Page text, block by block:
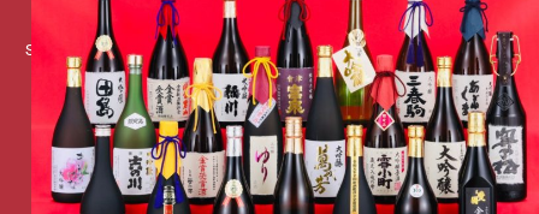
SAKE♥LABO 福島JPN